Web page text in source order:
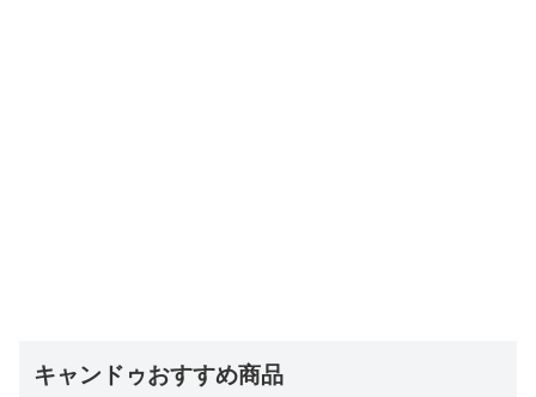
キャンドゥおすすめ商品